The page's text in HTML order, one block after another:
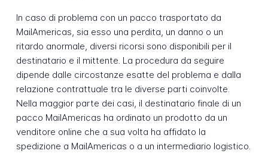
In caso di problema con un pacco trasportato da
MailAmericas, sia esso una perdita, un danno o un
ritardo anormale, diversi ricorsi sono disponibili per il
destinatario e il mittente. La procedura da seguire
dipende dalle circostanze esatte del problema e dalla
relazione contrattuale tra le diverse parti coinvolte.
Nella maggior parte dei casi, il destinatario finale di un
pacco MailAmericas ha ordinato un prodotto da un
venditore online che a sua volta ha affidato la
spedizione a MailAmericas o a un intermediario logistico.